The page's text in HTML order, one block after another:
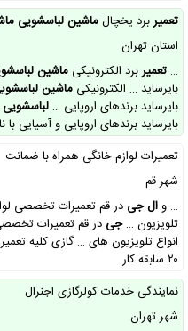
تعمیربرد یخچالماشین لباسشویی
استان تهران
… تعمیربرد الکترونیکی ماشین
بایرساید … الکترونیکی ماشین
بایرساید برندهای اروپایی … لباسشویی
بایرساید برندهای اروپایی و آسیایی با
تعمیرات لوازم خانگی همراه با ضمانت
شهر قم
… وال جیدر قم تعمیرات تخصصی
تلویزیون …جیدر قم تعمیرات
انواع تلویزیون های … گازی کلیه
۲۰ سابقه کار
نمایندگی خدمات کولرگازی اجنرال
شهر تهران